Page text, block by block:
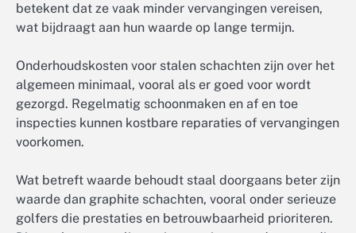
betekent dat ze vaak minder vervangingen vereisen,
wat bijdraagt aan hun waarde op lange termijn.
Onderhoudskosten voor stalen schachten zijn over het
algemeen minimaal, vooral als er goed voor wordt
gezorgd. Regelmatig schoonmaken en af en toe
inspecties kunnen kostbare reparaties of vervangingen
voorkomen.
Wat betreft waarde behoudt staal doorgaans beter zijn
waarde dan graphite schachten, vooral onder serieuze
golfers die prestaties en betrouwbaarheid prioriteren.